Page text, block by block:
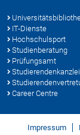
IT-Dienste
Hochschulsport
Studienberatung
Prüfungsamt
Studierendenkanzlei
Career Centre
Impressum